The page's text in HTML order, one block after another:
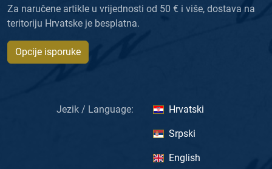
Za naručene artikle u vrijednosti od 50 € i više, dostava na
teritoriju Hrvatske je besplatna.
Opcije isporuke
Jezik / Language: Hrvatski
Srpski
English